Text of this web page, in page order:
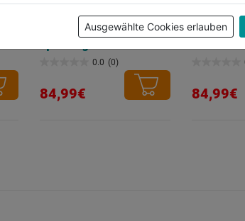
Holmverlängerung
z.Holzleiter 4-8
sprossig
0.0 (0)
von
84,99€
von
84,99€
Ausgewählte Cookies erlauben